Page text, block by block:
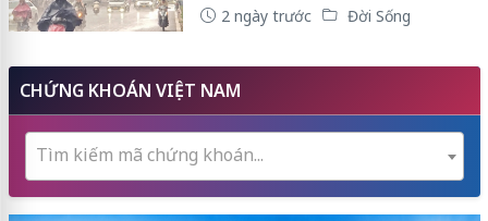
2 ngày trước Đời Sống
CHỨNG KHOÁN VIỆT NAM
Tìm kiếm mã chứng khoán...